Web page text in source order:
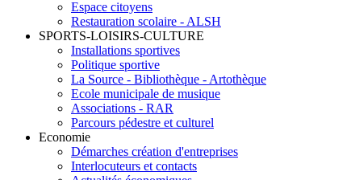
Espace citoyens
Restauration scolaire - ALSH
SPORTS-LOISIRS-CULTURE
Installations sportives
Politique sportive
La Source - Bibliothèque - Artothèque
Ecole municipale de musique
Associations - RAR
Parcours pédestre et culturel
Economie
Démarches création d'entreprises
Interlocuteurs et contacts